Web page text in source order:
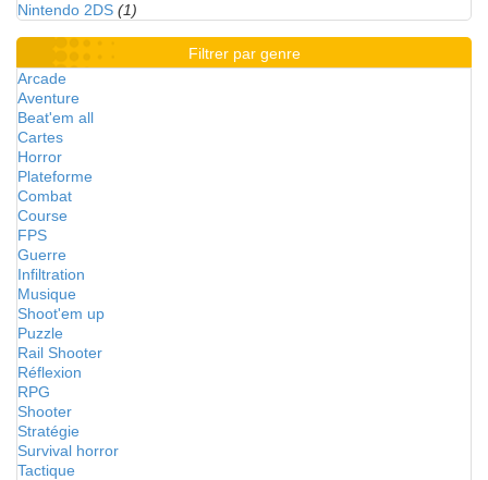
Nintendo 2DS (1)
Filtrer par genre
Arcade
Aventure
Beat'em all
Cartes
Horror
Plateforme
Combat
Course
FPS
Guerre
Infiltration
Musique
Shoot'em up
Puzzle
Rail Shooter
Réflexion
RPG
Shooter
Stratégie
Survival horror
Tactique